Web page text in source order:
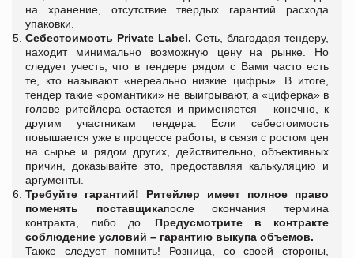
на хранение, отсутствие твердых гарантий расхода
упаковки.
Себестоимость Private Label. Сеть, благодаря тендеру,
находит минимально возможную цену на рынке. Но
следует учесть, что в тендере рядом с Вами часто есть
те, кто называют «нереально низкие цифры». В итоге,
тендер такие «романтики» не выигрывают, а «циферка» в
голове ритейлера остается и применяется – конечно, к
другим участникам тендера. Если себестоимость
повышается уже в процессе работы, в связи с ростом цен
на сырье и рядом других, действительно, объективных
причин, доказывайте это, предоставляя калькуляцию и
аргументы.
Требуйте гарантий! Ритейлер имеет полное право
поменять поставщикапосле окончания термина
контракта, либо до. Предусмотрите в контракте
соблюдение условий – гарантию выкупа объемов.
Также следует помнить! Розница, со своей стороны,